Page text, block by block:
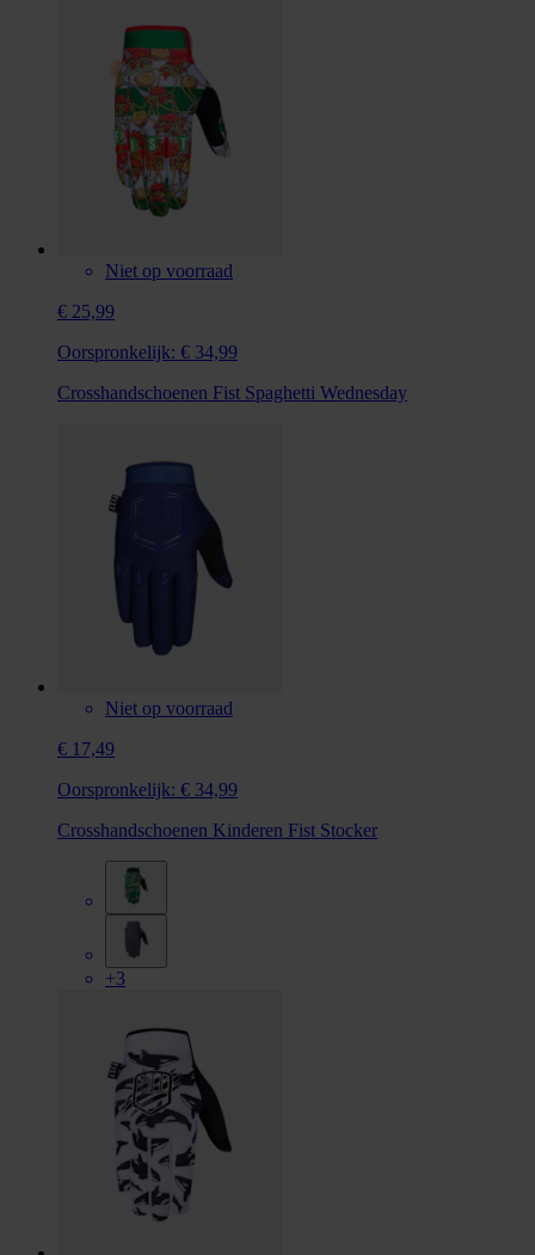
Niet op voorraad
€ 25,99
Oorspronkelijk: € 34,99
Crosshandschoenen Fist Spaghetti Wednesday
Niet op voorraad
€ 17,49
Oorspronkelijk: € 34,99
Crosshandschoenen Kinderen Fist Stocker
+3